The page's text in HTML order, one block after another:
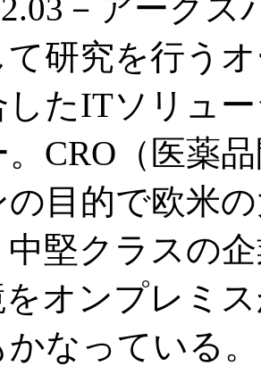
－アークス
て研究を行う
したITソリュ
CRO（医薬
の目的で欧米
堅クラスの
オンプレミ
なっている。